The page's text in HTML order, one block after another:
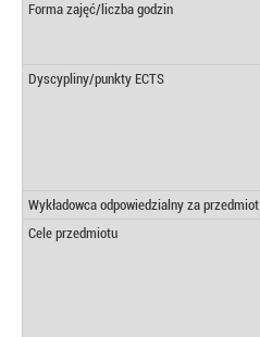
Forma zajęć/liczba godzin
Dyscypliny/punkty ECTS
Wykładowca odpowiedzialny za przedmiot
Cele przedmiotu